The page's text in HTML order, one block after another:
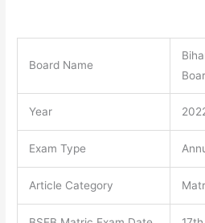
Board Name
Year
Exam Type
Article Category